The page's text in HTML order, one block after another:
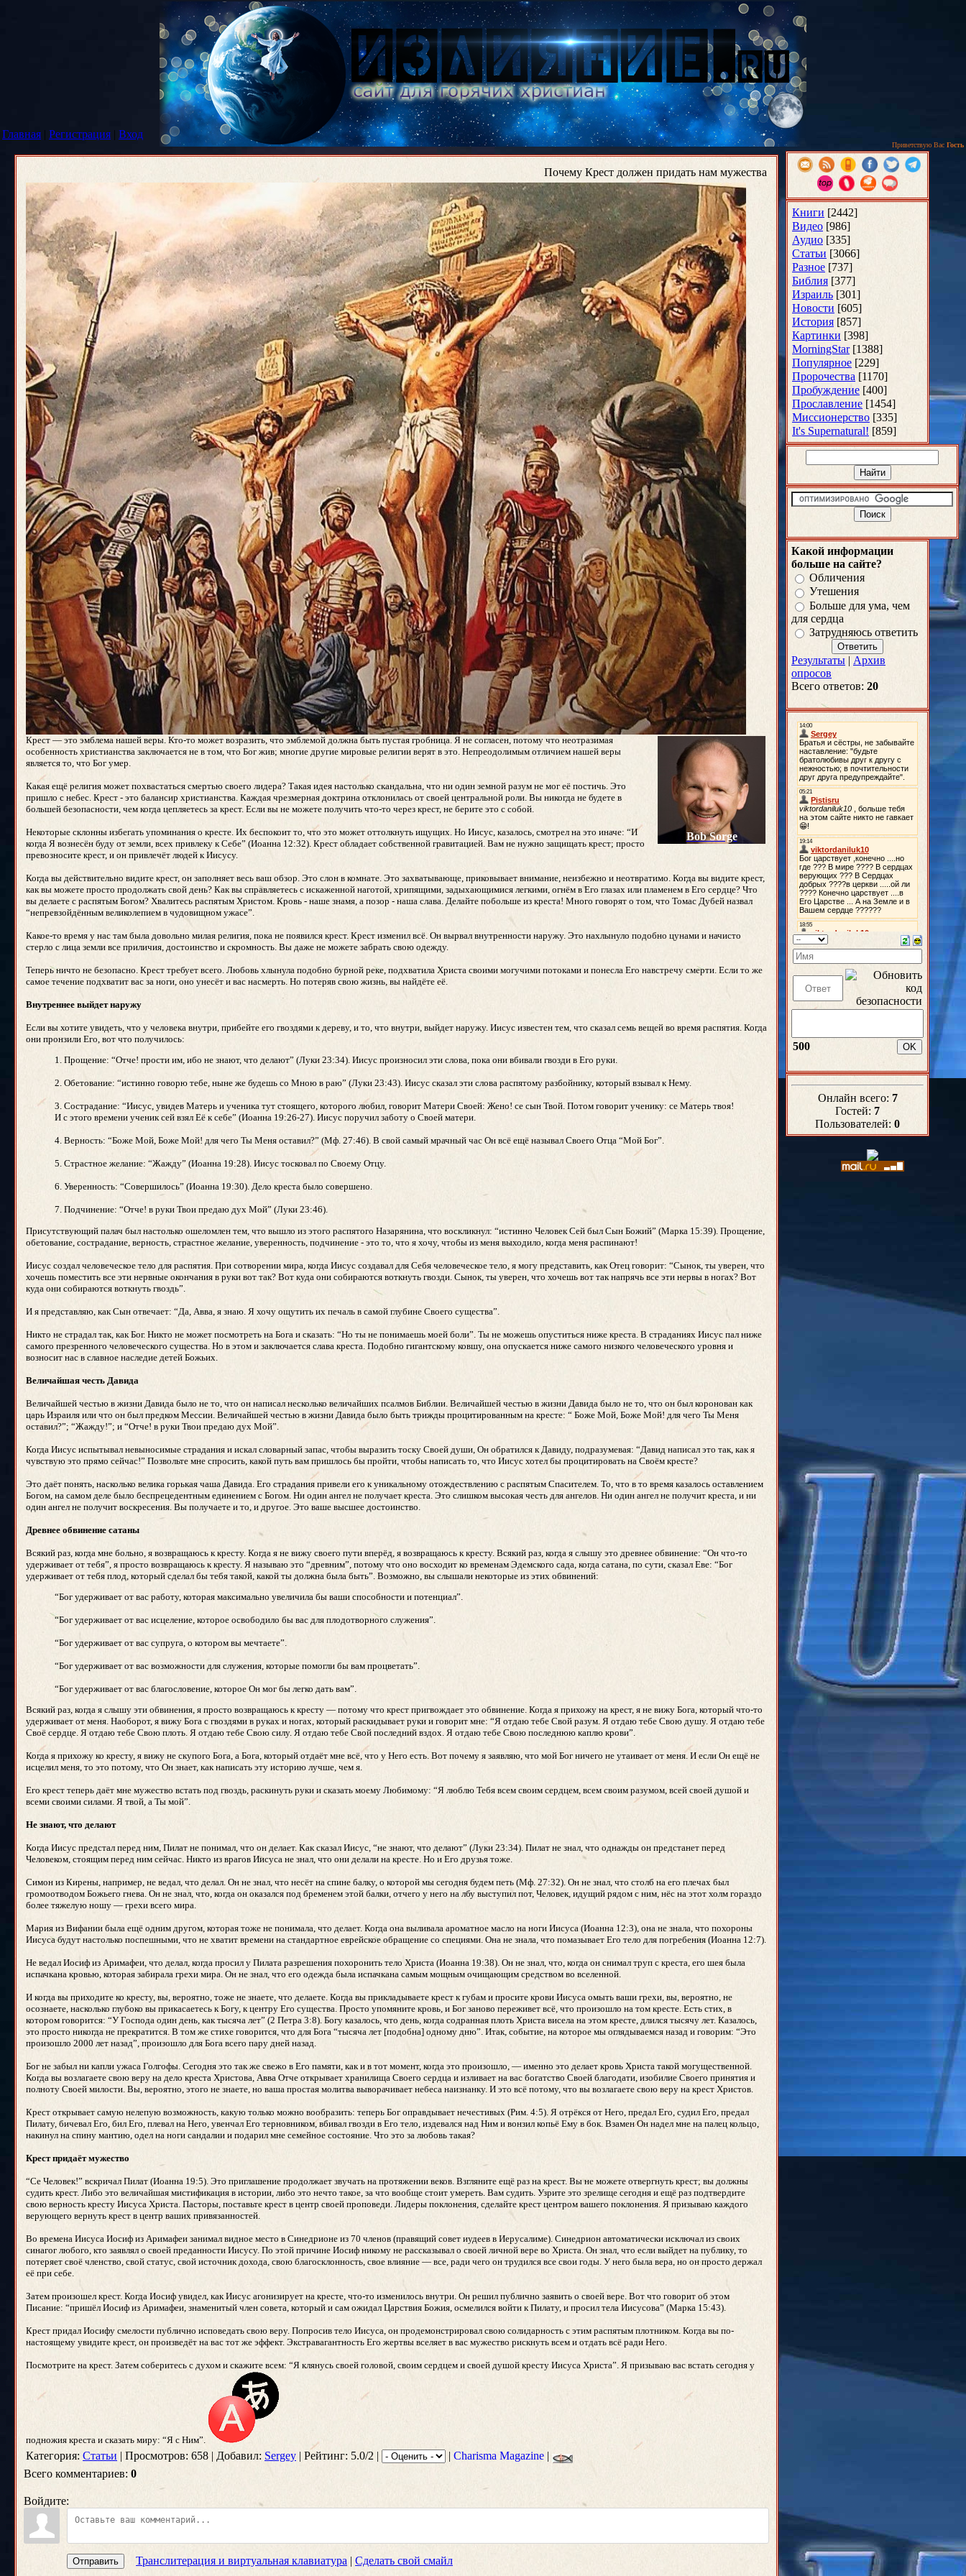
Главная | Регистрация | Вход
Приветствую Вас Гость
Почему Крест должен придать нам мужества
Bob Sorge
Крест — это эмблема нашей веры. Кто-то может возразить, что эмблемой должна быть пустая гробница. Я не согласен, потому что неотразимая
особенность христианства заключается не в том, что Бог жив; многие другие мировые религии верят в это. Непреодолимым отличием нашей веры
является то, что Бог умер.
Какая ещё религия может похвастаться смертью своего лидера? Такая идея настолько скандальна, что ни один земной разум не мог её постичь. Это
пришло с небес. Крест - это балансир христианства. Каждая чрезмерная доктрина отклонилась от своей центральной роли. Вы никогда не будете в
большей безопасности, чем когда цепляетесь за крест. Если вы не можете получить что-то через крест, не берите это с собой.
Некоторые склонны избегать упоминания о кресте. Их беспокоит то, что это может оттолкнуть ищущих. Но Иисус, казалось, смотрел на это иначе: “И
когда Я вознесён буду от земли, всех привлеку к Себе” (Иоанна 12:32). Крест обладает собственной гравитацией. Вам не нужно защищать крест; просто
превозносите крест, и он привлечёт людей к Иисусу.
Когда вы действительно видите крест, он заполняет весь ваш обзор. Это слон в комнате. Это захватывающе, приковывает внимание, неизбежно и неотвратимо. Когда вы видите крест,
как вы можете просто продолжать свой день? Как вы справляетесь с искаженной наготой, хрипящими, задыхающимися легкими, огнём в Его глазах или пламенем в Его сердце? Что
вы делаете с распятым Богом? Хвалитесь распятым Христом. Кровь - наше знамя, а позор - наша слава. Делайте побольше из креста! Много говорят о том, что Томас Дубей назвал
“непревзойдённым великолепием в чудовищном ужасе”.
Какое-то время у нас там была довольно милая религия, пока не появился крест. Крест изменил всё. Он вырвал внутренности наружу. Это нахлынуло подобно цунами и начисто
стерло с лица земли все приличия, достоинство и скромность. Вы даже не можете забрать свою одежду.
Теперь ничто не безопасно. Крест требует всего. Любовь хлынула подобно бурной реке, подхватила Христа своими могучими потоками и понесла Его навстречу смерти. Если то же
самое течение подхватит вас за ноги, оно унесёт и вас насмерть. Но потеряв свою жизнь, вы найдёте её.
Внутреннее выйдет наружу
Если вы хотите увидеть, что у человека внутри, прибейте его гвоздями к дереву, и то, что внутри, выйдет наружу. Иисус известен тем, что сказал семь вещей во время распятия. Когда
они пронзили Его, вот что получилось:
1. Прощение: “Отче! прости им, ибо не знают, что делают” (Луки 23:34). Иисус произносил эти слова, пока они вбивали гвозди в Его руки.
2. Обетование: “истинно говорю тебе, ныне же будешь со Мною в раю” (Луки 23:43). Иисус сказал эти слова распятому разбойнику, который взывал к Нему.
3. Сострадание: “Иисус, увидев Матерь и ученика тут стоящего, которого любил, говорит Матери Своей: Жено! се сын Твой. Потом говорит ученику: се Матерь твоя!
И с этого времени ученик сей взял Её к себе” (Иоанна 19:26-27). Иисус поручил заботу о Своей матери.
4. Верность: “Боже Мой, Боже Мой! для чего Ты Меня оставил?” (Мф. 27:46). В свой самый мрачный час Он всё ещё называл Своего Отца “Мой Бог”.
5. Страстное желание: “Жажду” (Иоанна 19:28). Иисус тосковал по Своему Отцу.
6. Уверенность: “Совершилось” (Иоанна 19:30). Дело креста было совершено.
7. Подчинение: “Отче! в руки Твои предаю дух Мой” (Луки 23:46).
Присутствующий палач был настолько ошеломлен тем, что вышло из этого распятого Назарянина, что воскликнул: “истинно Человек Сей был Сын Божий” (Марка 15:39). Прощение,
обетование, сострадание, верность, страстное желание, уверенность, подчинение - это то, что я хочу, чтобы из меня выходило, когда меня распинают!
Иисус создал человеческое тело для распятия. При сотворении мира, когда Иисус создавал для Себя человеческое тело, я могу представить, как Отец говорит: “Сынок, ты уверен, что
хочешь поместить все эти нервные окончания в руки вот так? Вот куда они собираются воткнуть гвозди. Сынок, ты уверен, что хочешь вот так напрячь все эти нервы в ногах? Вот
куда они собираются воткнуть гвоздь”.
И я представляю, как Сын отвечает: “Да, Авва, я знаю. Я хочу ощутить их печаль в самой глубине Своего существа”.
Никто не страдал так, как Бог. Никто не может посмотреть на Бога и сказать: “Но ты не понимаешь моей боли”. Ты не можешь опуститься ниже креста. В страданиях Иисус пал ниже
самого презренного человеческого существа. Но в этом и заключается слава креста. Подобно гигантскому ковшу, она опускается ниже самого низкого человеческого уровня и
возносит нас в славное наследие детей Божьих.
Величайшая честь Давида
Величайшей честью в жизни Давида было не то, что он написал несколько величайших псалмов Библии. Величайшей честью в жизни Давида было не то, что он был коронован как
царь Израиля или что он был предком Мессии. Величайшей честью в жизни Давида было быть трижды процитированным на кресте: “ Боже Мой, Боже Мой! для чего Ты Меня
оставил?”; “Жажду!”; и “Отче! в руки Твои предаю дух Мой”.
Когда Иисус испытывал невыносимые страдания и искал словарный запас, чтобы выразить тоску Своей души, Он обратился к Давиду, подразумевая: “Давид написал это так, как я
чувствую это прямо сейчас!” Позвольте мне спросить, какой путь вам пришлось бы пройти, чтобы написать то, что Иисус хотел бы процитировать на Своём кресте?
Это даёт понять, насколько велика горькая чаша Давида. Его страдания привели его к уникальному отождествлению с распятым Спасителем. То, что в то время казалось оставлением
Богом, на самом деле было беспрецедентным единением с Богом. Ни один ангел не получает креста. Это слишком высокая честь для ангелов. Ни один ангел не получит креста, и ни
один ангел не получит воскресения. Вы получаете и то, и другое. Это ваше высшее достоинство.
Древнее обвинение сатаны
Всякий раз, когда мне больно, я возвращаюсь к кресту. Когда я не вижу своего пути вперёд, я возвращаюсь к кресту. Всякий раз, когда я слышу это древнее обвинение: “Он что-то
удерживает от тебя”, я просто возвращаюсь к кресту. Я называю это “древним”, потому что оно восходит ко временам Эдемского сада, когда сатана, по сути, сказал Еве: “Бог
удерживает от тебя плод, который сделал бы тебя такой, какой ты должна была быть”. Возможно, вы слышали некоторые из этих обвинений:
“Бог удерживает от вас работу, которая максимально увеличила бы ваши способности и потенциал”.
“Бог удерживает от вас исцеление, которое освободило бы вас для плодотворного служения”.
“Бог удерживает от вас супруга, о котором вы мечтаете”.
“Бог удерживает от вас возможности для служения, которые помогли бы вам процветать”.
“Бог удерживает от вас благословение, которое Он мог бы легко дать вам”.
Всякий раз, когда я слышу эти обвинения, я просто возвращаюсь к кресту — потому что крест пригвождает это обвинение. Когда я прихожу на крест, я не вижу Бога, который что-то
удерживает от меня. Наоборот, я вижу Бога с гвоздями в руках и ногах, который раскидывает руки и говорит мне: “Я отдаю тебе Свой разум. Я отдаю тебе Свою душу. Я отдаю тебе
Своё сердце. Я отдаю тебе Свою плоть. Я отдаю тебе Свою силу. Я отдаю тебе Свой последний вздох. Я отдаю тебе Свою последнюю каплю крови”.
Когда я прихожу ко кресту, я вижу не скупого Бога, а Бога, который отдаёт мне всё, что у Него есть. Вот почему я заявляю, что мой Бог ничего не утаивает от меня. И если Он ещё не
исцелил меня, то это потому, что Он знает, как написать эту историю лучше, чем я.
Его крест теперь даёт мне мужество встать под гвоздь, раскинуть руки и сказать моему Любимому: “Я люблю Тебя всем своим сердцем, всем своим разумом, всей своей душой и
всеми своими силами. Я твой, а Ты мой”.
Не знают, что делают
Когда Иисус предстал перед ним, Пилат не понимал, что он делает. Как сказал Иисус, “не знают, что делают” (Луки 23:34). Пилат не знал, что однажды он предстанет перед
Человеком, стоящим перед ним сейчас. Никто из врагов Иисуса не знал, что они делали на кресте. Но и Его друзья тоже.
Симон из Кирены, например, не ведал, что делал. Он не знал, что несёт на спине балку, о которой мы сегодня будем петь (Мф. 27:32). Он не знал, что столб на его плечах был
громоотводом Божьего гнева. Он не знал, что, когда он оказался под бременем этой балки, отчего у него на лбу выступил пот, Человек, идущий рядом с ним, нёс на этот холм гораздо
более тяжелую ношу — грехи всего мира.
Мария из Вифании была ещё одним другом, которая тоже не понимала, что делает. Когда она выливала ароматное масло на ноги Иисуса (Иоанна 12:3), она не знала, что похороны
Иисуса будут настолько поспешными, что не хватит времени на стандартное еврейское обращение со специями. Она не знала, что помазывает Его тело для погребения (Иоанна 12:7).
Не ведал Иосиф из Аримафеи, что делал, когда просил у Пилата разрешения похоронить тело Христа (Иоанна 19:38). Он не знал, что, когда он снимал труп с креста, его шея была
испачкана кровью, которая забирала грехи мира. Он не знал, что его одежда была испачкана самым мощным очищающим средством во вселенной.
И когда вы приходите ко кресту, вы, вероятно, тоже не знаете, что делаете. Когда вы прикладываете крест к губам и просите крови Иисуса омыть ваши грехи, вы, вероятно, не
осознаете, насколько глубоко вы прикасаетесь к Богу, к центру Его существа. Просто упомяните кровь, и Бог заново переживет всё, что произошло на том кресте. Есть стих, в
котором говорится: “У Господа один день, как тысяча лет” (2 Петра 3:8). Богу казалось, что день, когда содранная плоть Христа висела на этом кресте, длился тысячу лет. Казалось,
это просто никогда не прекратится. В том же стихе говорится, что для Бога “тысяча лет [подобна] одному дню”. Итак, событие, на которое мы оглядываемся назад и говорим: “Это
произошло 2000 лет назад”, произошло для Бога всего пару дней назад.
Бог не забыл ни капли ужаса Голгофы. Сегодня это так же свежо в Его памяти, как и в тот момент, когда это произошло, — именно это делает кровь Христа такой могущественной.
Когда вы возлагаете свою веру на дело креста Христова, Авва Отче открывает хранилища Своего сердца и изливает на вас богатство Своей благодати, изобилие Своего принятия и
полноту Своей милости. Вы, вероятно, этого не знаете, но ваша простая молитва выворачивает небеса наизнанку. И это всё потому, что вы возлагаете свою веру на крест Христов.
Крест открывает самую нелепую возможность, какую только можно вообразить: теперь Бог оправдывает нечестивых (Рим. 4:5). Я отрёкся от Него, предал Его, судил Его, предал
Пилату, бичевал Его, бил Его, плевал на Него, увенчал Его терновником, вбивал гвозди в Его тело, издевался над Ним и вонзил копьё Ему в бок. Взамен Он надел мне на палец кольцо,
накинул на спину мантию, одел на ноги сандалии и подарил мне семейное состояние. Что это за любовь такая?
Крест придаёт мужество
“Се Человек!” вскричал Пилат (Иоанна 19:5). Это приглашение продолжает звучать на протяжении веков. Взгляните ещё раз на крест. Вы не можете отвергнуть крест; вы должны
судить крест. Либо это величайшая мистификация в истории, либо это нечто такое, за что вообще стоит умереть. Вам судить. Узрите это зрелище сегодня и ещё раз подтвердите
свою верность кресту Иисуса Христа. Пасторы, поставьте крест в центр своей проповеди. Лидеры поклонения, сделайте крест центром вашего поклонения. Я призываю каждого
верующего вернуть крест в центр ваших привязанностей.
Во времена Иисуса Иосиф из Аримафеи занимал видное место в Синедрионе из 70 членов (правящий совет иудеев в Иерусалиме). Синедрион автоматически исключал из своих
синагог любого, кто заявлял о своей преданности Иисусу. По этой причине Иосиф никому не рассказывал о своей личной вере во Христа. Он знал, что если выйдет на публику, то
потеряет своё членство, свой статус, свой источник дохода, свою благосклонность, свое влияние — все, ради чего он трудился все свои годы. У него была вера, но он просто держал
её при себе.
Затем произошел крест. Когда Иосиф увидел, как Иисус агонизирует на кресте, что-то изменилось внутри. Он решил публично заявить о своей вере. Вот что говорит об этом
Писание: “пришёл Иосиф из Аримафеи, знаменитый член совета, который и сам ожидал Царствия Божия, осмелился войти к Пилату, и просил тела Иисусова” (Марка 15:43).
Крест придал Иосифу смелости публично исповедать свою веру. Попросив тело Иисуса, он продемонстрировал свою солидарность с этим распятым плотником. Когда вы по-
настоящему увидите крест, он произведёт на вас тот же эффект. Экстравагантность Его жертвы вселяет в вас мужество рискнуть всем и отдать всё ради Него.
Посмотрите на крест. Затем соберитесь с духом и скажите всем: “Я клянусь своей головой, своим сердцем и своей душой кресту Иисуса Христа”. Я призываю вас встать сегодня у
подножия креста и сказать миру: “Я с Ним”.
Категория: Статьи | Просмотров: 658 | Добавил: Sergey | Рейтинг: 5.0/2 | | Charisma Magazine |
Всего комментариев: 0
Войдите:
Отправить Транслитерация и виртуальная клавиатура | Сделать свой смайл
Книги [2442]
Видео [986]
Аудио [335]
Статьи [3066]
Разное [737]
Библия [377]
Израиль [301]
Новости [605]
История [857]
Картинки [398]
MorningStar [1388]
Популярное [229]
Пророчества [1170]
Пробуждение [400]
Прославление [1454]
Миссионерство [335]
It's Supernatural! [859]
Какой информации
больше на сайте?
Обличения
Утешения
Больше для ума, чем
для сердца
Затрудняюсь ответить
Результаты | Архив
опросов
Всего ответов: 20
500
Онлайн всего: 7
Гостей: 7
Пользователей: 0